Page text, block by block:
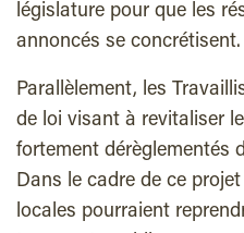
législature pour que les
annoncés se concrétisent.
Parallèlement, les
de loi visant à revitaliser
fortement dérèglementés
Dans le cadre de ce
locales pourraient